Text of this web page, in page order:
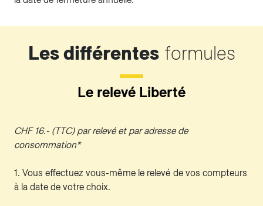
Les différentesformules
Le relevé Liberté
CHF 16.- (TTC) par relevé et par adresse de
consommation*
1. Vous effectuez vous-même le relevé de vos compteurs
à la date de votre choix.